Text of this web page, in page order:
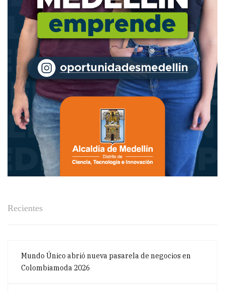
Recientes
Mundo Único abrió nueva pasarela de negocios en
Colombiamoda 2026